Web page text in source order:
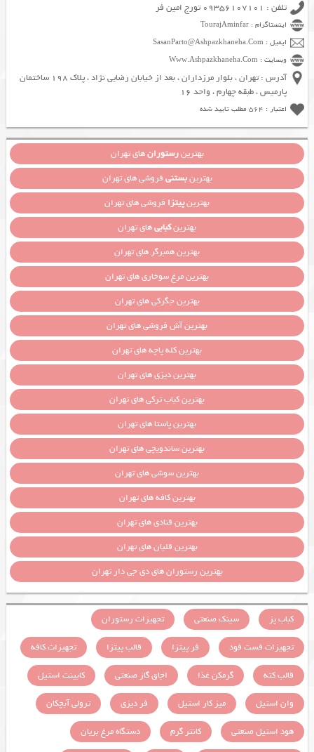
تلفن : 09356107101 تورج امین فر
اینستاگرام : TourajAminfar
ایمیل : SasanParto@Ashpazkhaneha.Com
وبسایت : Www.Ashpazkhaneha.Com
آدرس : تهران ، بلوار مرزداران ، بعد از خیابان رضایی نژاد ، پلاک 198 ساختمان
پارمیس ، طبقه چهارم ، واحد 16
اعتبار : 564 مطلب تایید شده
بهترینرستورانهای تهران
بهترینبستنی فروشی های تهران
بهترینپیتزا فروشی های تهران
بهترینکبابیهای تهران
بهترین همبرگر های تهران
بهترین مرغ سوخاری های تهران
بهترین جگرکی های تهران
بهترین آش فروشی های تهران
بهترین کله پاچه های تهران
بهترین دیزی های تهران
بهترین کباب ترکی های تهران
بهترین پاستا های تهران
بهترین ساندویچی های تهران
بهترین سوشی های تهران
بهترین کافه های تهران
بهترین قنادی های تهران
بهترین قلیان های تهران
بهترین رستوران های دی جی دار تهران
کباب پز سینک صنعتی
تجهیزات رستوران
تجهیزات فست فود
فر پیتزا قالب پیتزا
تجهیزات کافه
قالب کته
گرمکن غذا اجاق گاز صنعتی
کابینت استیل
وان استیل
میز کار استیل فر دیزی
ترولی آبچکان
هود استیل صنعتی
کانتر گرم
دستگاه مرغ بریان